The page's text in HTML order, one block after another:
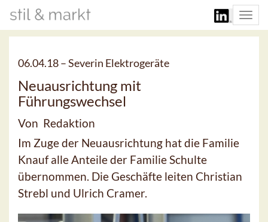
06.04.18 –Severin Elektrogeräte
Neuausrichtung mit
Führungswechsel
Von Redaktion
Im Zuge der Neuausrichtung hat die Familie
Knauf alle Anteile der Familie Schulte
übernommen. Die Geschäfte leiten Christian
Strebl und Ulrich Cramer.